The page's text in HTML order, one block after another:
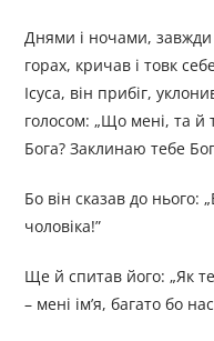
Днями і ночами, завжди
горах, кричав і товк
Ісуса, він прибіг,
голосом: „Що мені, та й
Бога? Заклинаю тебе
Бо він сказав до
чоловіка!”
Ще й спитав його: „Як
– мені ім’я, багато бо